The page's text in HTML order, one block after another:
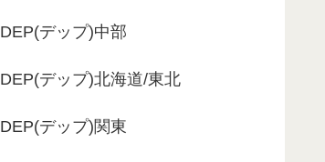
DEP(デップ)中部
DEP(デップ)北海道/東北
DEP(デップ)関東